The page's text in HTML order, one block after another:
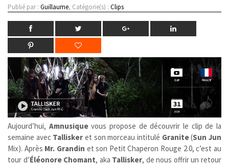
Publié par : Guillaume, Catégorie(s) : Clips
Aujourd’hui, Amnusiquevous propose de découvrir le clip de la
semaine avec Tallisker et son morceau intitulé Granite(Sun Jun
Mix). Après Mr. Grandin et son Petit Chaperon Rouge 2.0, c’est au
tour d’Éléonore Chomant, aka Tallisker, de nous offrir un retour